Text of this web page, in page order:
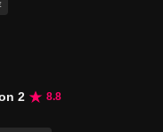
2
8.8